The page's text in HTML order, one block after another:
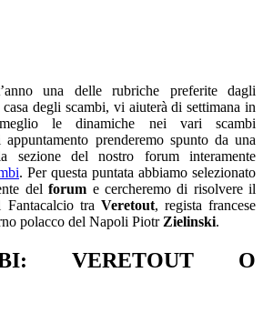
una delle rubriche preferite dagli
degli scambi, vi aiuterà di settimana in
le dinamiche nei vari scambi
prenderemo spunto da una
sezione del nostro forum interamente
. Per questa puntata abbiamo selezionato
delforum e cercheremo di risolvere il
tra Veretout, regista francese
polacco del Napoli Piotr Zielinski.
VERETOUT O